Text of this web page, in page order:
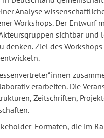
Analyse
Workshops. Der Entwurf
sichtbar und
denken. Ziel des
erarbeiten. Die
Zeitschriften,
Formaten, die im